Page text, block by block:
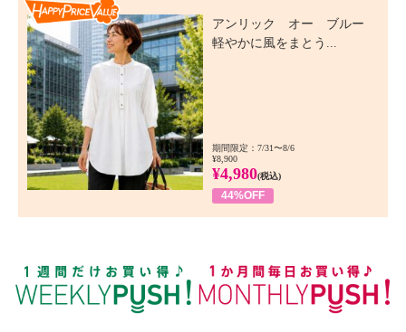
アンリック オー ブルー
軽やかに風をまとう...
期間限定：7/31〜8/6
¥8,900
¥4,980(税込)
44%OFF